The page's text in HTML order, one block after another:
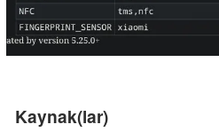
Kaynak(lar)